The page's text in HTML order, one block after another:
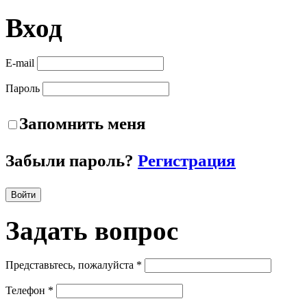
Вход
E-mail
Пароль
Запомнить меня
Забыли пароль? Регистрация
Войти
Задать вопрос
Представьтесь, пожалуйста *
Телефон *